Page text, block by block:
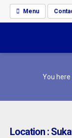
Menu
You here
Location :